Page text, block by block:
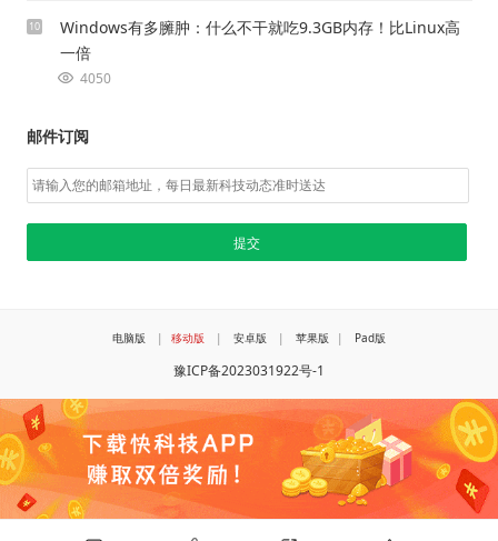
10
Windows有多臃肿：什么不干就吃9.3GB内存！比Linux高
一倍
4050
邮件订阅
电脑版 | 移动版 | 安卓版 | 苹果版 | Pad版
豫ICP备2023031922号-1